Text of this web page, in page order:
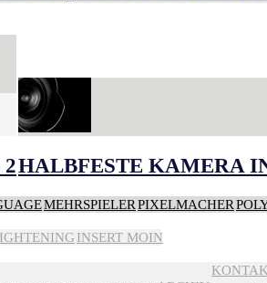
HALBFESTE KAMERA
MEHRSPIELERPIXELMACHER
INSERT MOIN